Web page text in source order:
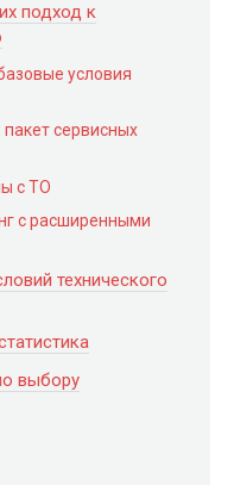
подход к
условия
сервисных
с ТО
с расширенными
технического
выбору